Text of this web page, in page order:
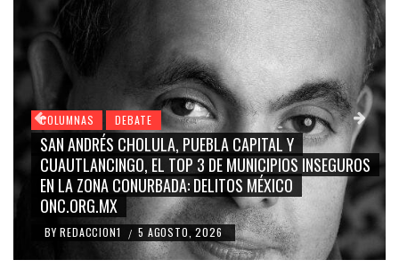
COLUMNAS DEBATE
GRACE PALOMARES, NAY SALVATORI, SERGIO MAYER,
CARMEN SALINAS “LA CORCHOLATA”, CUAUHTÉMOC
BLANCO, SILVIA PINAL: LA TRIVIALIZACIÓN Y
RIDICULIZACIÓN DE LA REPRESENTACIÓN CIUDADANA
BY REDACCION1 / 4 AGOSTO, 2026